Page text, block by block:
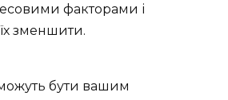
факторами і
зменшити.
бути вашим